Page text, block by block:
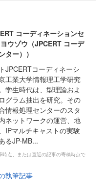
コーディネーションセ
ウゾウ（JPCERT コーデ
ター））
JPCERTコーディネーシ
工業大学情報理工学研究
学生時代は、型理論およ
グラム抽出を研究。その
情報処理センターのスタ
ネットワークの運営、地
IPマルチキャストの実験
るJP-MB...
時点、または直近の記事の寄稿時点で
執筆記事